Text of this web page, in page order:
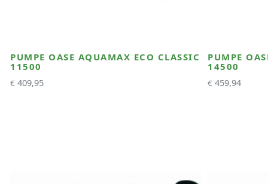
PUMPE OASE AQUAMAX ECO CLASSIC
11500
€ 409,95
PUMPE
14500
€ 459,94